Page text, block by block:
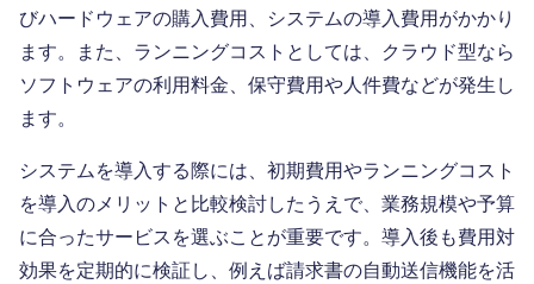
びハードウェアの購入費用、システムの導入費用がかかり
ます。また、ランニングコストとしては、クラウド型なら
ソフトウェアの利用料金、保守費用や人件費などが発生し
ます。
システムを導入する際には、初期費用やランニングコスト
を導入のメリットと比較検討したうえで、業務規模や予算
に合ったサービスを選ぶことが重要です。導入後も費用対
効果を定期的に検証し、例えば請求書の自動送信機能を活